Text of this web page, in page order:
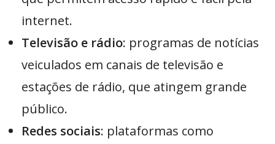
internet.
Televisão e rádio: programas de notícias
veiculados em canais de televisão e
estações de rádio, que atingem grande
público.
Redes sociais: plataformas como